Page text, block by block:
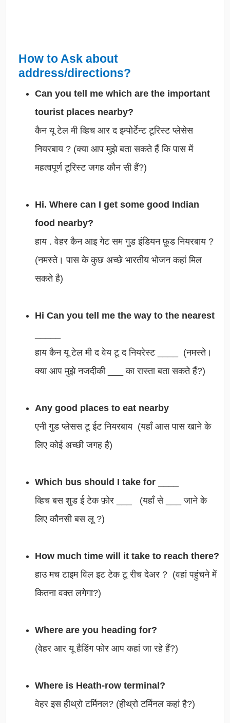
How to Ask about
address/directions?
Can you tell me which are the important
tourist places nearby?
कैन यू टेल मी व्हिच आर द इम्पोर्टेन्ट टूरिस्ट प्लेसेस
नियरबाय ? (क्या आप मुझे बता सकते हैं कि पास में
महत्वपूर्ण टूरिस्ट जगह कौन सी हैं?)
Hi. Where can I get some good Indian
food nearby?
हाय . वेहर कैन आइ गेट सम गुड इंडियन फ़ूड नियरबाय ?
(नमस्ते। पास के कुछ अच्छे भारतीय भोजन कहां मिल
सकते है)
Hi Can you tell me the way to the nearest
हाय कैन यू टेल मी द वेय टू द नियरेस्ट ____ (नमस्ते।
क्या आप मुझे नजदीकी ___ का रास्ता बता सकते हैं?)
Any good places to eat nearby
एनी गुड प्लेसस टू ईट नियरबाय (यहाँ आस पास खाने के
लिए कोई अच्छी जगह है)
Which bus should I take for ____
व्हिच बस शुड ई टेक फ़ोर ___ (यहाँ से ___ जाने के
लिए कौनसी बस लू ?)
How much time will it take to reach there?
हाउ मच टाइम विल इट टेक टू रीच देअर ? (वहां पहुंचने में
कितना वक्त लगेगा?)
Where are you heading for?
(वेहर आर यू हैडिंग फोर आप कहां जा रहे हैं?)
Where is Heath-row terminal?
वेहर इस हीथ्रो टर्मिनल? (हीथ्रो टर्मिनल कहां है?)